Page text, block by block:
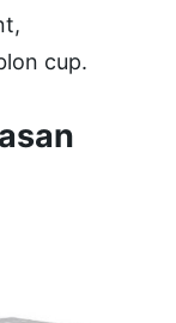
cup.